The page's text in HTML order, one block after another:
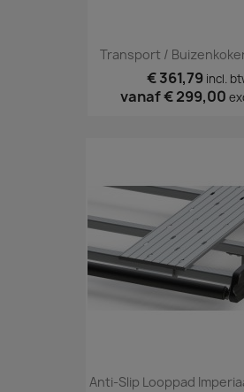
Transport /
€ 361,79 incl.
vanaf€ 299,00
Anti-Slip Looppad